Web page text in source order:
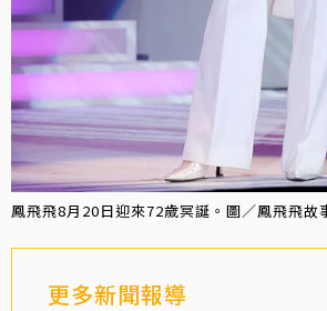
鳳飛飛8月20日迎來72歲冥誕。圖／鳳飛飛故
更多新聞報導